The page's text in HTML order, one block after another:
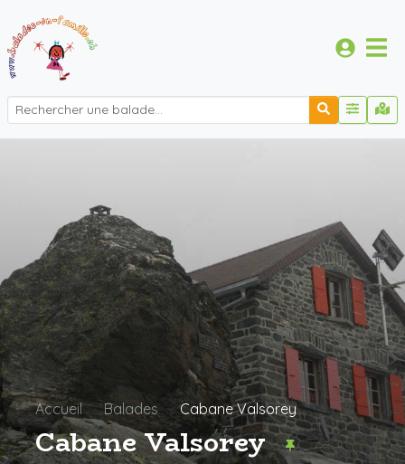
Accueil Balades Cabane Valsorey
Cabane Valsorey